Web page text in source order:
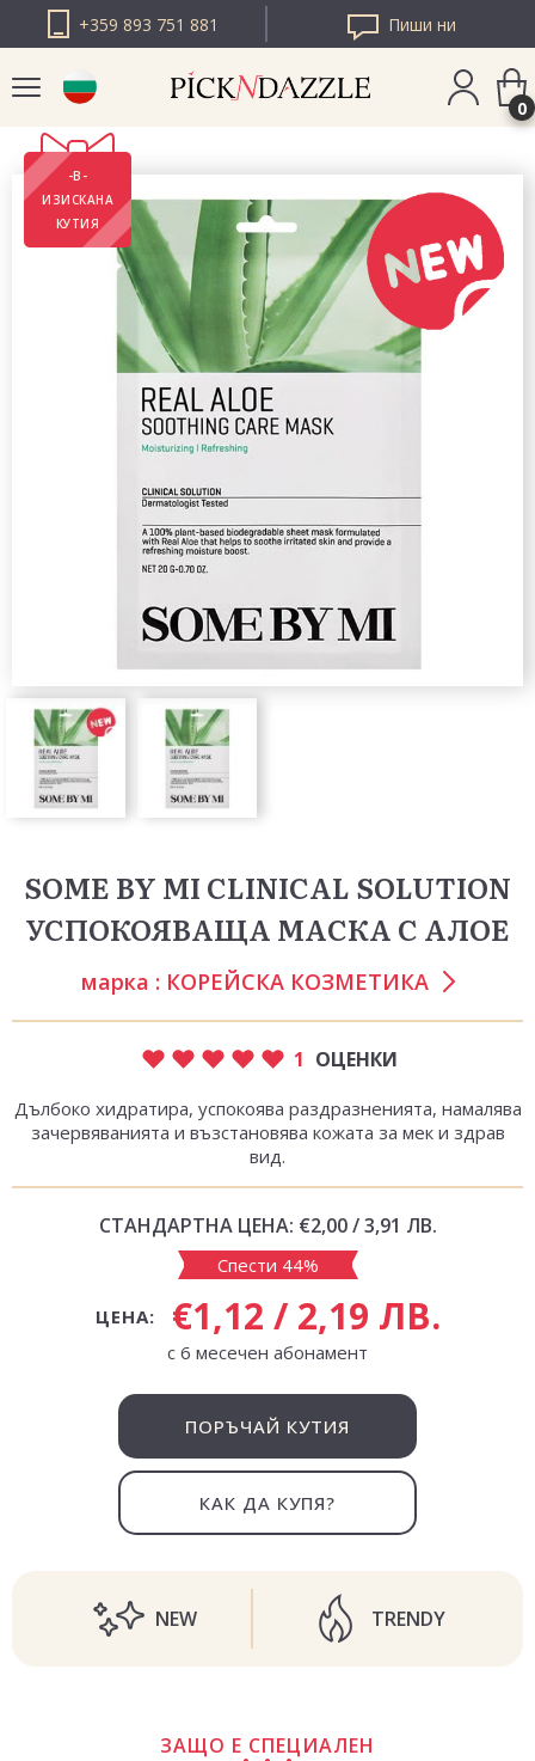
+359 893 751 881 Пиши ни
PICK N DAZZLE
РУМЪНИЯ
PICK N DAZZLE
ЕВРОПА
0
-В-
ИЗИСКАНА
КУТИЯ
SOME BY MI CLINICAL SOLUTION
УСПОКОЯВАЩА МАСКА С АЛОЕ
марка : КОРЕЙСКА КОЗМЕТИКА
1 ОЦЕНКИ
Дълбоко хидратира, успокоява раздразненията, намалява
зачервяванията и възстановява кожата за мек и здрав
вид.
СТАНДАРТНА ЦЕНА: €2,00 / 3,91 ЛВ.
Спести 44%
ЦЕНА: €1,12 / 2,19 ЛВ.
с 6 месечен абонамент
ПОРЪЧАЙ КУТИЯ
КАК ДА КУПЯ?
NEW TRENDY
ЗАЩО Е СПЕЦИАЛЕН